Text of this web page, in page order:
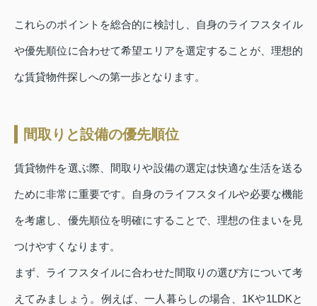
これらのポイントを総合的に検討し、自身のライフスタイル
や優先順位に合わせて希望エリアを選定することが、理想的
な賃貸物件探しへの第一歩となります。
間取りと設備の優先順位
賃貸物件を選ぶ際、間取りや設備の選定は快適な生活を送る
ために非常に重要です。自身のライフスタイルや必要な機能
を考慮し、優先順位を明確にすることで、理想の住まいを見
つけやすくなります。
まず、ライフスタイルに合わせた間取りの選び方について考
えてみましょう。例えば、一人暮らしの場合、1Kや1LDKと